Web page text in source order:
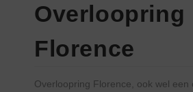
Overloopring
Florence
Overloopring Florence, ook wel een